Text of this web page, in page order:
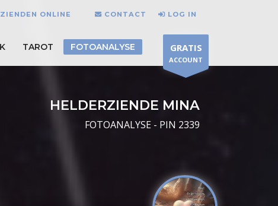
ONLINE CONTACT LOG IN
TAROT FOTOANALYSE GRATIS
ACCOUNT
HELDERZIENDE MINA
FOTOANALYSE - PIN 2339